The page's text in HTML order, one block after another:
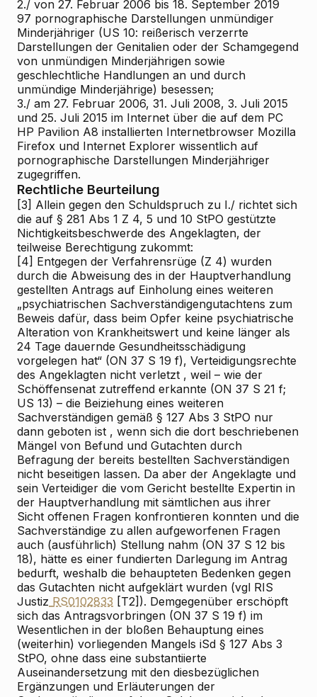
2./ von 27. Februar 2006 bis 18. September 2019
97 pornographische Darstellungen unmündiger
Minderjähriger (US 10: reißerisch verzerrte
Darstellungen der Genitalien oder der Schamgegend
von unmündigen Minderjährigen sowie
geschlechtliche Handlungen an und durch
unmündige Minderjährige) besessen;
3./ am 27. Februar 2006, 31. Juli 2008, 3. Juli 2015
und 25. Juli 2015 im Internet über die auf dem PC
HP Pavilion A8 installierten Internetbrowser Mozilla
Firefox und Internet Explorer wissentlich auf
pornographische Darstellungen Minderjähriger
zugegriffen.
Rechtliche Beurteilung
[3] Allein gegen den Schuldspruch zu I./ richtet sich
die auf § 281 Abs 1 Z 4, 5 und 10 StPO gestützte
Nichtigkeitsbeschwerde des Angeklagten, der
teilweise Berechtigung zukommt:
[4] Entgegen der Verfahrensrüge (Z 4) wurden
durch die Abweisung des in der Hauptverhandlung
gestellten Antrags auf Einholung eines weiteren
„psychiatrischen Sachverständigengutachtens zum
Beweis dafür, dass beim Opfer keine psychiatrische
Alteration von Krankheitswert und keine länger als
24 Tage dauernde Gesundheitsschädigung
vorgelegen hat“ (ON 37 S 19 f), Verteidigungsrechte
des Angeklagten nicht verletzt , weil – wie der
Schöffensenat zutreffend erkannte (ON 37 S 21 f;
US 13) – die Beiziehung eines weiteren
Sachverständigen gemäß § 127 Abs 3 StPO nur
dann geboten ist , wenn sich die dort beschriebenen
Mängel von Befund und Gutachten durch
Befragung der bereits bestellten Sachverständigen
nicht beseitigen lassen. Da aber der Angeklagte und
sein Verteidiger die vom Gericht bestellte Expertin in
der Hauptverhandlung mit sämtlichen aus ihrer
Sicht offenen Fragen konfrontieren konnten und die
Sachverständige zu allen aufgeworfenen Fragen
auch (ausführlich) Stellung nahm (ON 37 S 12 bis
18), hätte es einer fundierten Darlegung im Antrag
bedurft, weshalb die behaupteten Bedenken gegen
das Gutachten nicht aufgeklärt wurden (vgl RIS
Justiz RS0102833 [T2]). Demgegenüber erschöpft
sich das Antragsvorbringen (ON 37 S 19 f) im
Wesentlichen in der bloßen Behauptung eines
(weiterhin) vorliegenden Mangels iSd § 127 Abs 3
StPO, ohne dass eine substantiierte
Auseinandersetzung mit den diesbezüglichen
Ergänzungen und Erläuterungen der